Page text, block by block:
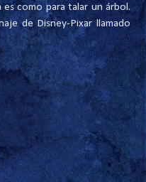
como para talar un árbol.
de Disney-Pixar llamado